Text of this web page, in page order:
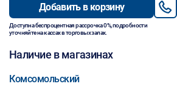
Добавить в корзину
Доступна беспроцентная рассрочка 0%, подробности
уточняйте на кассах в торговых залах.
Наличие в магазинах
Комсомольский